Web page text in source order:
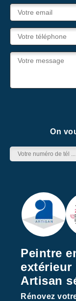
On
Peintre
extérieur
Artisan
Rénovez